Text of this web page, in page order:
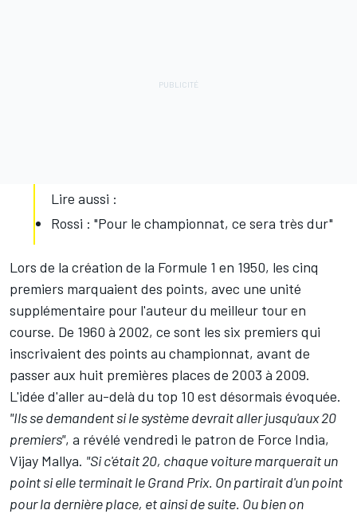
Lire aussi :
Rossi : "Pour le championnat, ce sera très dur"
Lors de la création de la Formule 1 en 1950, les cinq
premiers marquaient des points, avec une unité
supplémentaire pour l'auteur du meilleur tour en
course. De 1960 à 2002, ce sont les six premiers qui
inscrivaient des points au championnat, avant de
passer aux huit premières places de 2003 à 2009.
L'idée d'aller au-delà du top 10 est désormais évoquée.
"Ils se demandent si le système devrait aller jusqu'aux 20
premiers", a révélé vendredi le patron de Force India,
Vijay Mallya. "Si c'était 20, chaque voiture marquerait un
point si elle terminait le Grand Prix. On partirait d'un point
pour la dernière place, et ainsi de suite. Ou bien on